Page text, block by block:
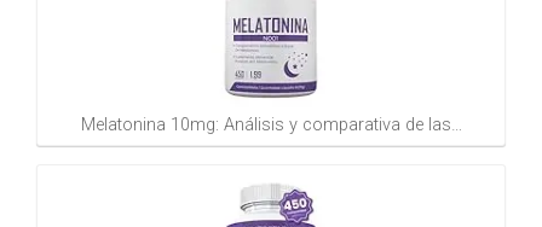
Melatonina 10mg: Análisis y comparativa de las…